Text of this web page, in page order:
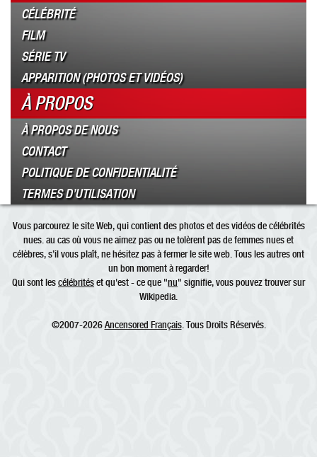
CÉLÉBRITÉ
FILM
SÉRIE TV
APPARITION (PHOTOS ET VIDÉOS)
À PROPOS
À PROPOS DE NOUS
CONTACT
POLITIQUE DE CONFIDENTIALITÉ
TERMES D’UTILISATION
Vous parcourez le site Web, qui contient des photos et des vidéos de célébrités
nues. au cas où vous ne aimez pas ou ne tolèrent pas de femmes nues et
célèbres, s’il vous plaît, ne hésitez pas à fermer le site web. Tous les autres ont
un bon moment à regarder!
Qui sont lescélébritéset qu'est - ce que "nu" signifie, vous pouvez trouver sur
Wikipedia.
©2007-2026Ancensored Français. Tous Droits Réservés.